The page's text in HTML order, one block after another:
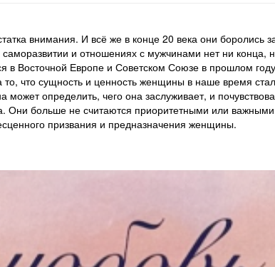
внимания. И всё же в конце 20 века они боролись
и отношениях с мужчинами нет ни конца,
Восточной Европе и Советском Союзе в прошлом
что сущность и ценность женщины в наше время
определить, чего она заслуживает, и
Они больше не считаются приоритетными или
призвания и предназначения женщины.